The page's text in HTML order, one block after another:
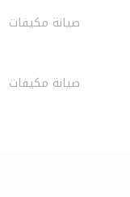
صيانة مكيفات
صيانة مكيفات